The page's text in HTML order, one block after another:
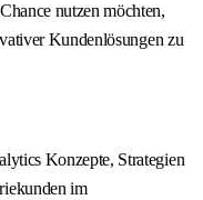
nutzen möchten,
Kundenlösungen zu
Konzepte, Strategien
im